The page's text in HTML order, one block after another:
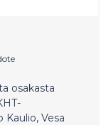
osakasta
Vesa